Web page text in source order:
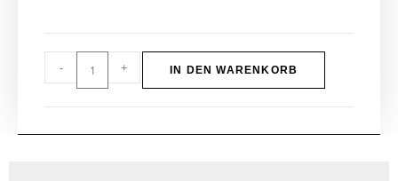
- + IN DEN WARENKORB